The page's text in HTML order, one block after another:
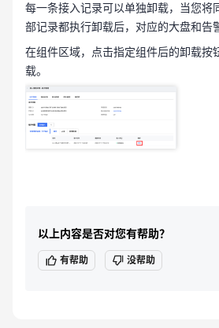
每一条接入记录可以单独卸载，当您将
部记录都执行卸载后，对应的大盘和告
在组件区域，点击指定组件后的卸载按
载。
以上内容是否对您有帮助？
有帮助 没帮助